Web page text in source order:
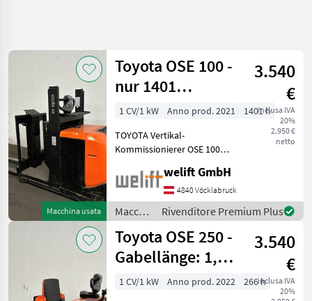
Macchina usata
Toyota OSE 100 -
nur 1401
Betriebsstunden
3.540
€
inclusa IVA
20%
2.950 €
netto
1 CV/1 kW Anno prod. 2021
1401 h
TOYOTA Vertikal-
Kommissionierer OSE 100
Betriebsstunden Tragkraft:
1000 kg Hubhöhe: 1880 mm
Bauhöhe: 1560 mm
Freihub: 860 mm
Gabellänge:
welift GmbH
4840 Vöcklabruck
Macchinari
elevatori
e per
magazzino
/
Toyota
Rivenditore Premium Plus
Toyota OSE 250 -
Gabellänge: 1,5
m - nur 266
3.540
€
inclusa IVA
20%
1 CV/1 kW Anno prod. 2022
266 h